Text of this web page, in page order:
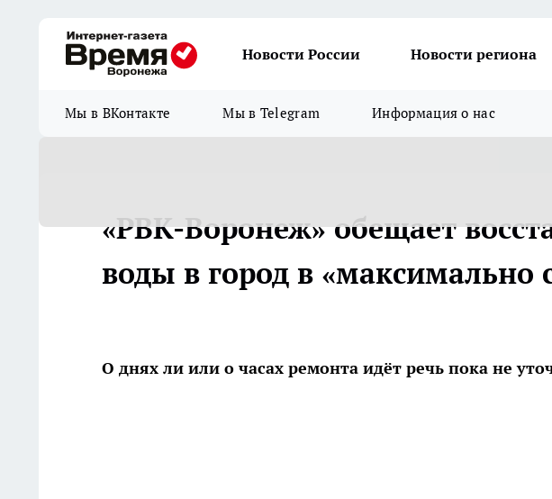
Новости России Новости региона
Мы в ВКонтакте Мы в Telegram Информация о нас
«РВК-Воронеж» обещает
воды в город в «максимально
О днях ли или о часах ремонта идёт речь пока не